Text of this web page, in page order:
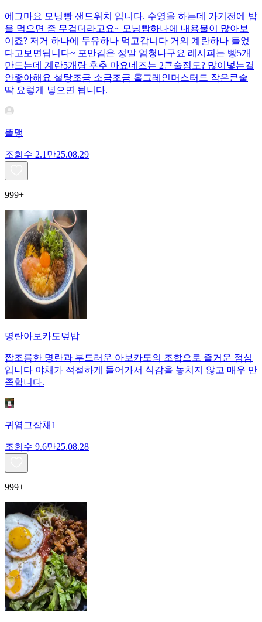
에그마요 모닝빵 샌드위치 입니다. 수영을 하는데 가기전에 밥
을 먹으면 좀 무겁더라고요~ 모닝빵하나에 내용물이 많아보
이죠? 저거 하나에 두유하나 먹고갑니다 거의 계란하나 들었
다고보면됩니다~ 포만감은 정말 엄청나구요 레시피는 빵5개
만드는데 계란5개랑 후추 마요네즈는 2큰술정도? 많이넣는걸
안좋아해요 설탕조금 소금조금 홀그레인머스터드 작은큰술
딱 요렇게 넣으면 됩니다.
똘맹
조회수 2.1만25.08.29
999+
명란아보카도덮밥
짭조름한 명란과 부드러운 아보카도의 조합으로 즐거운 점심
입니다 야채가 적절하게 들어가서 식감을 놓치지 않고 매우 만
족합니다.
귀염그잡채1
조회수 9.6만25.08.28
999+